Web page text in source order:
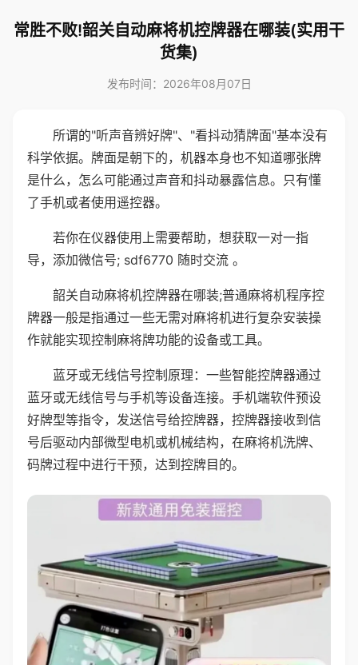
常胜不败!韶关自动麻将机控牌器在哪装(实用干
货集)
发布时间：2026年08月07日
所谓的"听声音辨好牌"、"看抖动猜牌面"基本没有
科学依据。牌面是朝下的，机器本身也不知道哪张牌
是什么，怎么可能通过声音和抖动暴露信息。只有懂
了手机或者使用遥控器。
若你在仪器使用上需要帮助，想获取一对一指
导，添加微信号; sdf6770 随时交流 。
韶关自动麻将机控牌器在哪装;普通麻将机程序控
牌器一般是指通过一些无需对麻将机进行复杂安装操
作就能实现控制麻将牌功能的设备或工具。
蓝牙或无线信号控制原理：一些智能控牌器通过
蓝牙或无线信号与手机等设备连接。手机端软件预设
好牌型等指令，发送信号给控牌器，控牌器接收到信
号后驱动内部微型电机或机械结构，在麻将机洗牌、
码牌过程中进行干预，达到控牌目的。